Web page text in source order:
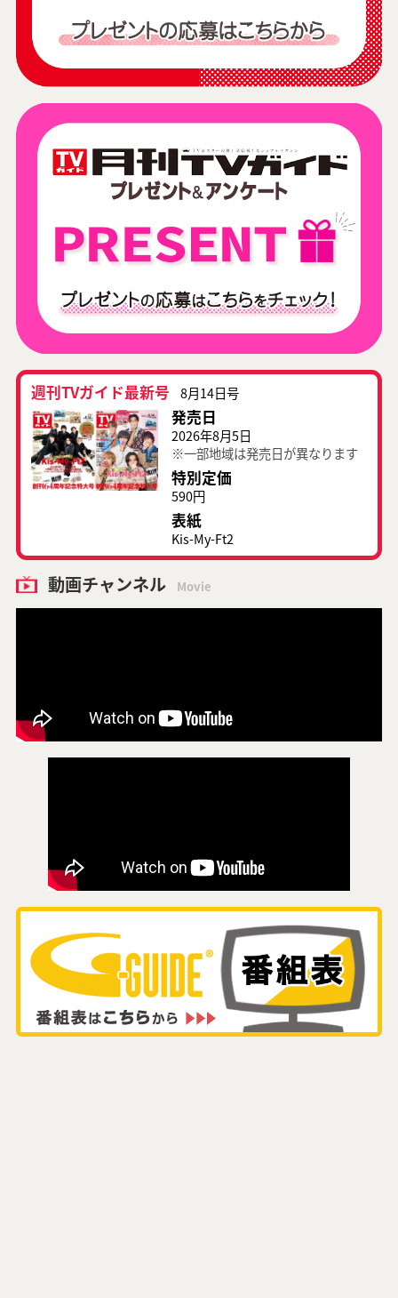
週刊TVガイド最新号 8月14日号
発売日
2026年8月5日
※一部地域は発売日が異なります
特別定価
590円
表紙
Kis-My-Ft2
動画チャンネル Movie